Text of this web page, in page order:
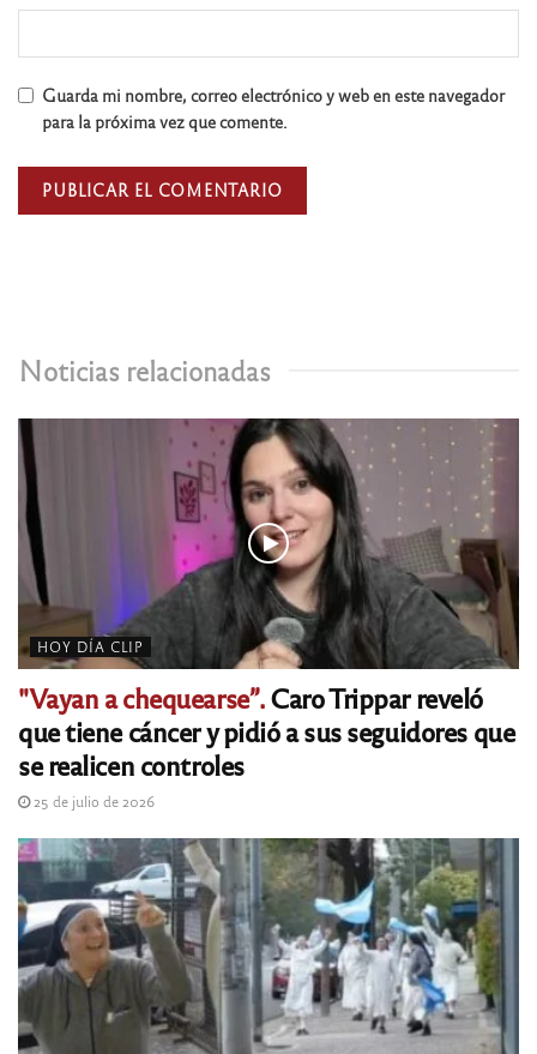
Noticias relacionadas
HOY DÍA CLIP
"Vayan a chequearse”.Caro Trippar reveló
que tiene cáncer y pidió a sus seguidores que
se realicen controles
25 de julio de 2026
Guarda mi nombre, correo electrónico y web en este navegador
para la próxima vez que comente.